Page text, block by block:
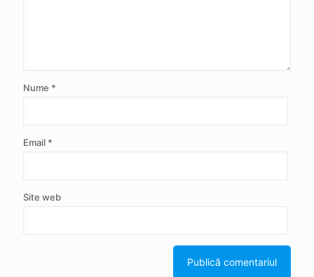
Nume *
Email *
Site web